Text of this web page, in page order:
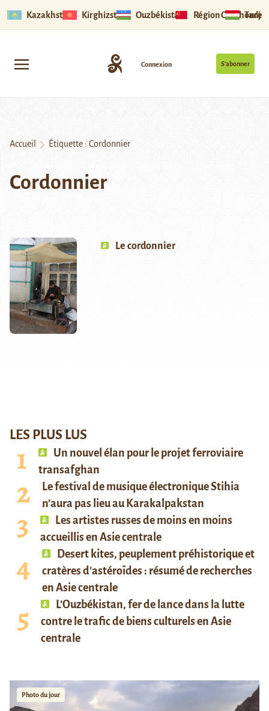
Kazakhstan Kirghizstan Ouzbékistan Région Ouïghoure
S’abonner
Connexion
Accueil Étiquette : Cordonnier
Cordonnier
Le cordonnier
LES PLUS LUS
Un nouvel élan pour le projet ferroviaire
transafghan
Le festival de musique électronique Stihia
n’aura pas lieu au Karakalpakstan
Les artistes russes de moins en moins
accueillis en Asie centrale
Desert kites, peuplement préhistorique et
cratères d’astéroïdes : résumé de recherches
en Asie centrale
L’Ouzbékistan, fer de lance dans la lutte
contre le trafic de biens culturels en Asie
centrale
Photo du jour